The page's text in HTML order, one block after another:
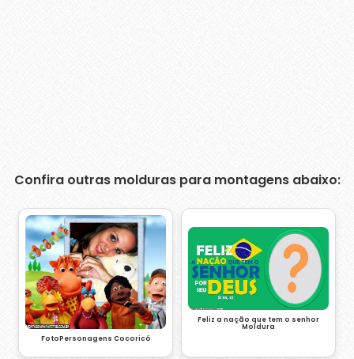
Confira outras molduras para montagens abaixo:
FotoPersonagens Cocoricó
Feliz a nação que tem o senhor
Moldura